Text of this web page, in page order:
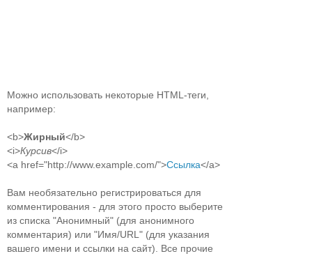
Можно использовать некоторые HTML-теги,
например:
<b>Жирный</b>
<i>Курсив</i>
<a href="http://www.example.com/">Ссылка</a>
Вам необязательно регистрироваться для
комментирования - для этого просто выберите
из списка "Анонимный" (для анонимного
комментария) или "Имя/URL" (для указания
вашего имени и ссылки на сайт). Все прочие